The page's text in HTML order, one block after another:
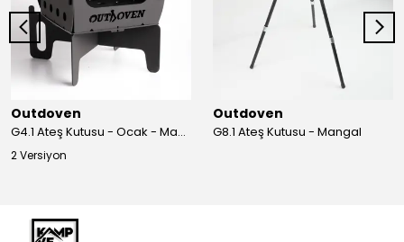
Outdoven
G4.1 Ateş Kutusu - Ocak - Mangal
2 Versiyon
Outdoven
G8.1 Ateş Kutusu - Mangal